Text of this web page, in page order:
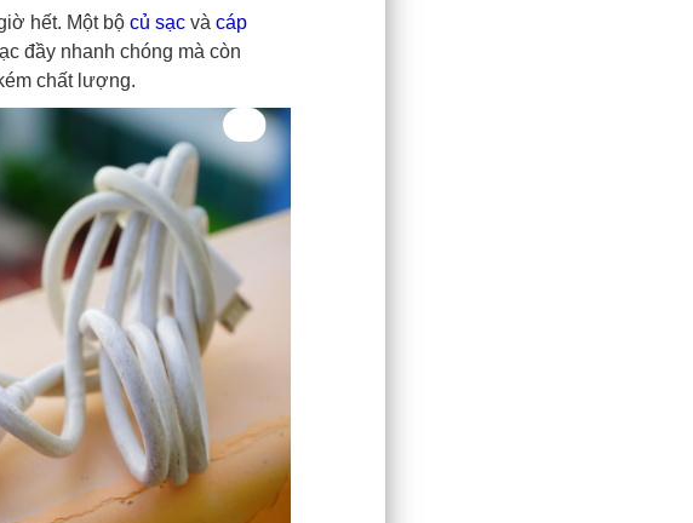
hết. Một bộ củ sạcvà cáp
đầy nhanh chóng mà còn
chất lượng.